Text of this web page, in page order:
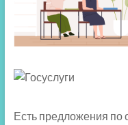
Есть предложения по